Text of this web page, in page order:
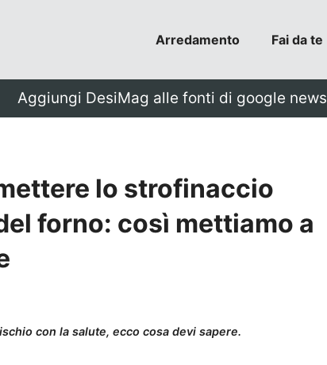
Arredamento Fai da te
Aggiungi DesiMag alle fonti di google news
lo strofinaccio
forno: così mettiamo a
con la salute, ecco cosa devi sapere.